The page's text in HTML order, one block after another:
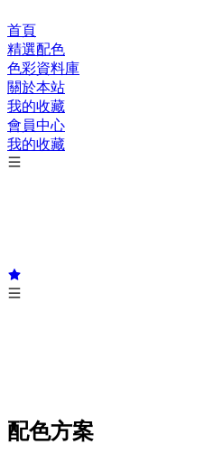
首頁
精選配色
色彩資料庫
關於本站
我的收藏
會員中心
我的收藏
配色方案